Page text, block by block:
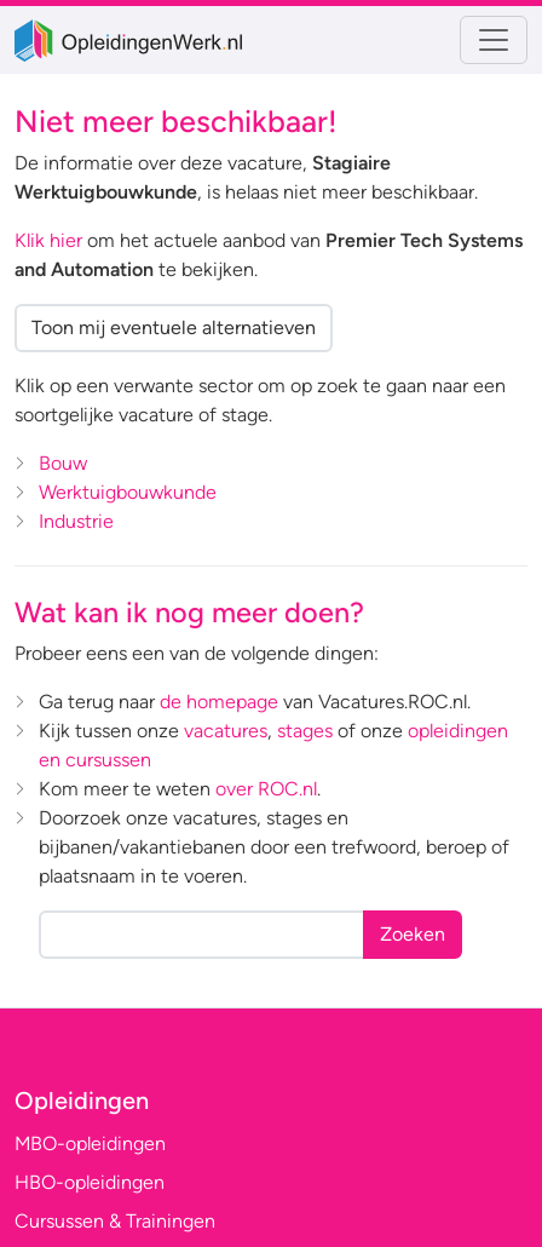
Niet meer beschikbaar!
De informatie over deze vacature, Stagiaire
Werktuigbouwkunde, is helaas niet meer beschikbaar.
Klik hierom het actuele aanbod van Premier Tech Systems
and Automation te bekijken.
Toon mij eventuele alternatieven
Klik op een verwante sector om op zoek te gaan naar een
soortgelijke vacature of stage.
Bouw
Werktuigbouwkunde
Industrie
Wat kan ik nog meer doen?
Probeer eens een van de volgende dingen:
Ga terug naar de homepage van Vacatures.ROC.nl.
Kijk tussen onze vacatures, stages of onze opleidingen
en cursussen
Kom meer te weten over ROC.nl.
Doorzoek onze vacatures, stages en
bijbanen/vakantiebanen door een trefwoord, beroep of
plaatsnaam in te voeren.
Zoeken
Opleidingen
MBO-opleidingen
HBO-opleidingen
Cursussen & Trainingen